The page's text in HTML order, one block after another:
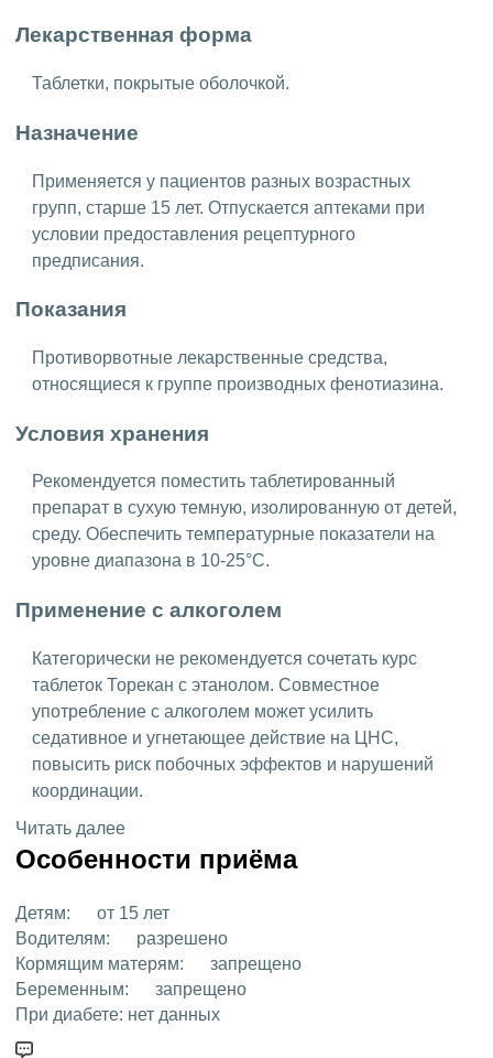
Лекарственная форма
Таблетки, покрытые оболочкой.
Назначение
Применяется у пациентов разных возрастных
групп, старше 15 лет. Отпускается аптеками при
условии предоставления рецептурного
предписания.
Показания
Противорвотные лекарственные средства,
относящиеся к группе производных фенотиазина.
Условия хранения
Рекомендуется поместить таблетированный
препарат в сухую темную, изолированную от детей,
среду. Обеспечить температурные показатели на
уровне диапазона в 10-25°C.
Применение с алкоголем
Категорически не рекомендуется сочетать курс
таблеток Торекан с этанолом. Совместное
употребление с алкоголем может усилить
седативное и угнетающее действие на ЦНС,
повысить риск побочных эффектов и нарушений
координации.
Читать далее
Особенности приёма
Детям:
от 15 лет
Водителям:
разрешено
Кормящим матерям:
запрещено
Беременным:
запрещено
При диабете: нет данных